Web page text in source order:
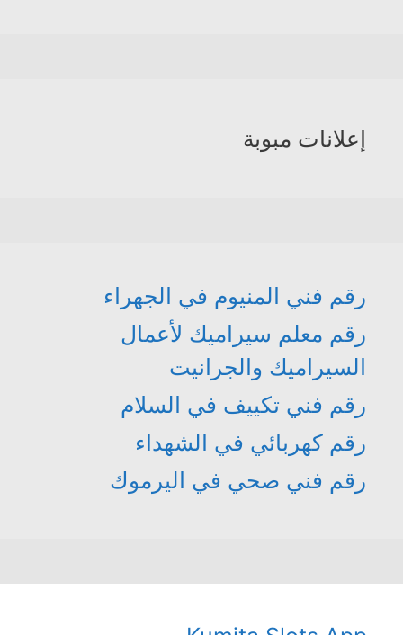
إعلانات مبوبة
رقم فني المنيوم في الجهراء
رقم معلم سيراميك لأعمال
السيراميك والجرانيت
رقم فني تكييف في السلام
رقم كهربائي في الشهداء
رقم فني صحي في اليرموك